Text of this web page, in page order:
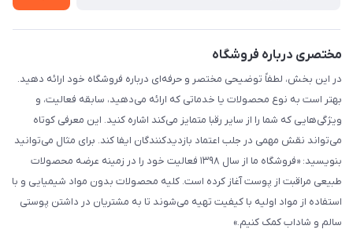
مختصری درباره فروشگاه
در این بخش، لطفاً توضیحی مختصر و حرفه‌ای درباره فروشگاه خود ارائه دهید.
بهتر است به نوع محصولات یا خدماتی که ارائه می‌دهید، سابقه فعالیت، و
ویژگی‌هایی که شما را از سایر رقبا متمایز می‌کند اشاره کنید. این معرفی کوتاه
می‌تواند نقش مهمی در جلب اعتماد بازدیدکنندگان ایفا کند. برای مثال می‌توانید
بنویسید: «فروشگاه ما از سال ۱۳۹۸ فعالیت خود را در زمینه عرضه محصولات
طبیعی مراقبت از پوست آغاز کرده است. کلیه محصولات بدون مواد شیمیایی و با
استفاده از مواد اولیه با کیفیت تهیه می‌شوند تا به مشتریان در داشتن پوستی
سالم و شاداب کمک کنیم.»